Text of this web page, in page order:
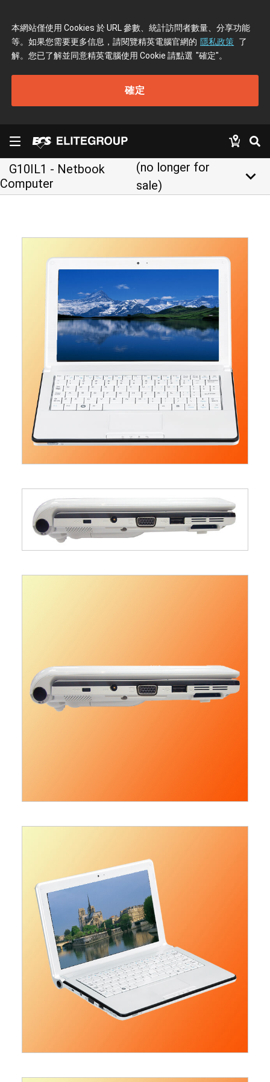
本網站僅使用 Cookies 於 URL 參數、統計訪問者數量、分享功能
等。如果您需要更多信息，請閱覽精英電腦官網的 隱私政策 了
解。您已了解並同意精英電腦使用 Cookie 請點選 "確定"。
確定
G10IL1 - Netbook
Computer
(no longer for
sale)
keyboard_arrow_down